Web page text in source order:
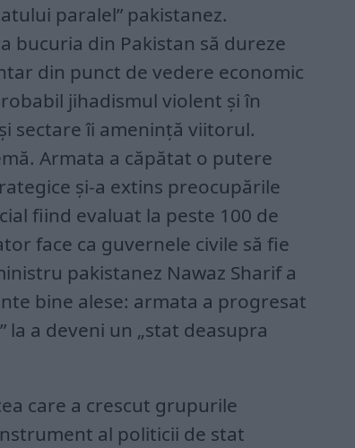
paralel” pakistanez.
bucuria din Pakistan să dureze
din punct de vedere economic
jihadismul violent și în
sectare îi amenință viitorul.
Armata a căpătat o putere
și-a extins preocupările
fiind evaluat la peste 100 de
face ca guvernele civile să fie
pakistanez Nawaz Sharif a
bine alese: armata a progresat
la a deveni un „stat deasupra
care a crescut grupurile
al politicii de stat